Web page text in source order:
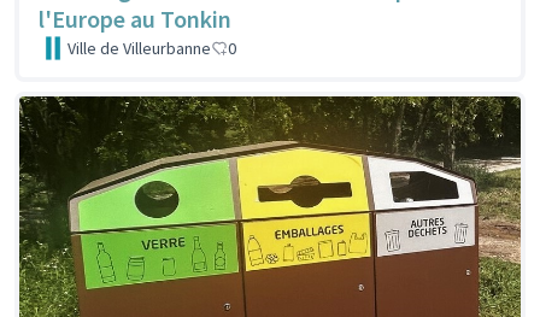
l'Europe au Tonkin
Ville de Villeurbanne 0